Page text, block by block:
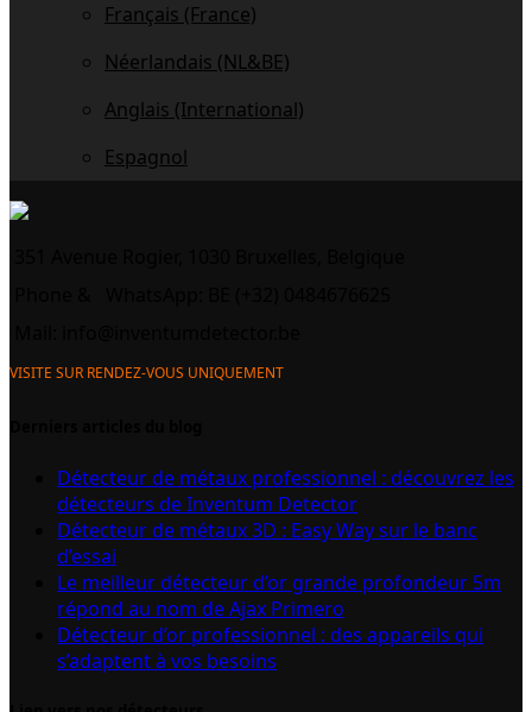
Français (France)
Néerlandais (NL&BE)
Anglais (International)
Espagnol
VISITE SUR RENDEZ-VOUS UNIQUEMENT
Détecteur de métaux professionnel : découvrez les
détecteurs de Inventum Detector
Détecteur de métaux 3D : Easy Way sur le banc
d’essai
Le meilleur détecteur d’or grande profondeur 5m
répond au nom de Ajax Primero
Détecteur d’or professionnel : des appareils qui
s’adaptent à vos besoins